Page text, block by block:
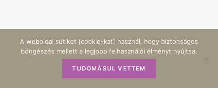
A weboldal sütiket (cookie-kat) használ, hogy biztonságos
böngészés mellett a legjobb felhasználói élményt nyújtsa.
TUDOMÁSUL VETTEM